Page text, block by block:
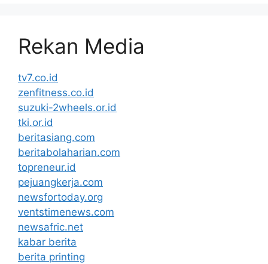
Rekan Media
tv7.co.id
zenfitness.co.id
suzuki-2wheels.or.id
tki.or.id
beritasiang.com
beritabolaharian.com
topreneur.id
pejuangkerja.com
newsfortoday.org
ventstimenews.com
newsafric.net
kabar berita
berita printing